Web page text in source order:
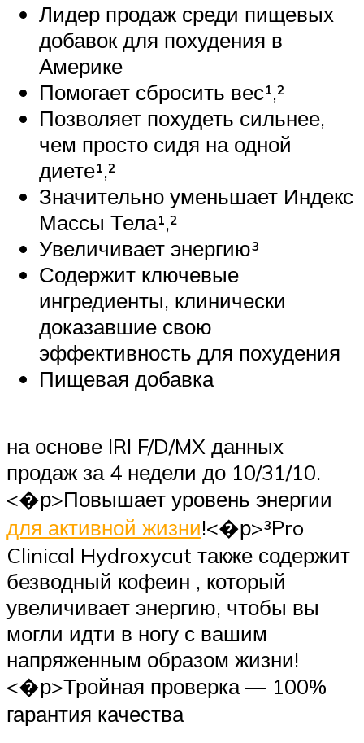
Лидер продаж среди пищевых
добавок для похудения в
Америке
Помогает сбросить вес¹,²
Позволяет похудеть сильнее,
чем просто сидя на одной
диете¹,²
Значительно уменьшает Индекс
Массы Тела¹,²
Увеличивает энергию³
Содержит ключевые
ингредиенты, клинически
доказавшие свою
эффективность для похудения
Пищевая добавка
на основе IRI F/D/MX данных
продаж за 4 недели до 10/31/10.
<�р>Повышает уровень энергии
для активной жизни!<�р>³Pro
Clinical Hydroxycut также содержит
безводный кофеин , который
увеличивает энергию, чтобы вы
могли идти в ногу с вашим
напряженным образом жизни!
<�р>Тройная проверка — 100%
гарантия качества